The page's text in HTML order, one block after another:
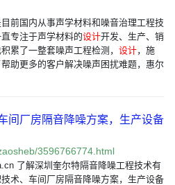
前国内从事声学材料和噪音治理工程技
专注于声学材料的设计开发、生产、销
累了一整套噪声工程检测， 设计，施
助更多的客户解决噪声困扰难题，惠尔
间厂房隔音降噪方案，生产设备
3596766774.html
了解深圳奎尔特隔音降噪工程技术有
术、车间厂房隔音降噪方案，生产设备